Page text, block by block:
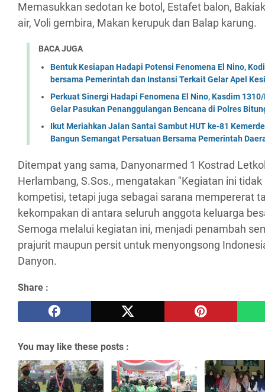
Memasukkan sedotan ke botol, Estafet balon,
air, Voli gembira, Makan kerupuk dan Balap karung.
BACA JUGA
Bentuk Kesiapan Hadapi Potensi Fenomena El Nino,
bersama Pemerintah dan Instansi Terkait Gelar Apel
Perkuat Sinergi Hadapi Fenomena El Nino, Kasdim
Gelar Pasukan Penanggulangan Bencana di Polres
Ikut Meriahkan Jalan Santai Sambut HUT ke-81
Bangun Semangat Persatuan Bersama Pemerintah
Ditempat yang sama, Danyonarmed 1 Kostrad
Herlambang, S.Sos., mengatakan "Kegiatan ini
kompetisi, tetapi juga sebagai sarana mempererat
kekompakan di antara seluruh anggota keluarga
Semoga melalui kegiatan ini, menjadi penambah
prajurit maupun persit untuk menyongsong
Danyon.
Share :
You may like these posts :